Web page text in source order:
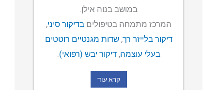
במושב בנוה אילן.
המרכז מתמחה בטיפוליםבדיקור סיני,
דיקור בלייזר רך,שדות מגנטיים רוטטים
בעלי עוצמה,דיקור יבש (רפואי).
קרא עוד
פוסטים
מאסטר טונג